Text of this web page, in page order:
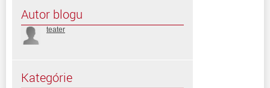
Autor blogu
teater
Kategórie